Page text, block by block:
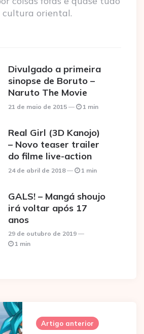
cultura oriental.
Divulgado a primeira
sinopse de Boruto –
Naruto The Movie
21 de maio de 2015 1 min
Real Girl (3D Kanojo)
– Novo teaser trailer
do filme live-action
24 de abril de 2018 1 min
GALS! – Mangá shoujo
irá voltar após 17
anos
29 de outubro de 2019
1 min
Artigo anterior